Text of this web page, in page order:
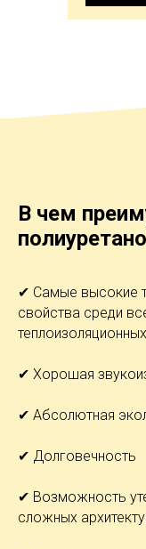
В чем
✔ Самые высокие
свойства среди
✔ Хорошая
✔ Абсолютная
✔ Долговечность
✔ Возможность
сложных